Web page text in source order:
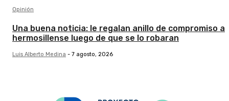
Opinión
Una buena noticia: le regalan anillo de compromiso a
hermosillense luego de que se lo robaran
Luis Alberto Medina - 7 agosto, 2026